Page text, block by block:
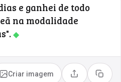
e ganhei de todo
na modalidade
◆
Criar imagem Compartilhar
Copiar